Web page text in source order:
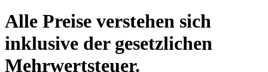
Alle Preise verstehen sich
inklusive der gesetzlichen
Mehrwertsteuer.